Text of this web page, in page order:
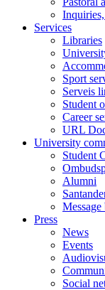
Services
Libraries
Sport
Serveis
Student
Career
URL
University
Student
Alumni
Message
Press
News
Events
Social